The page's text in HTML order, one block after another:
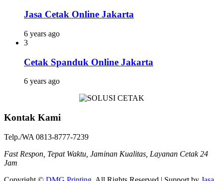
Jasa Cetak Online Jakarta
6 years ago
3
Cetak Spanduk Online Jakarta
6 years ago
Kontak Kami
Telp./WA 0813-8777-7239
Fast Respon, Tepat Waktu, Jaminan Kualitas, Layanan Cetak 24
Jam